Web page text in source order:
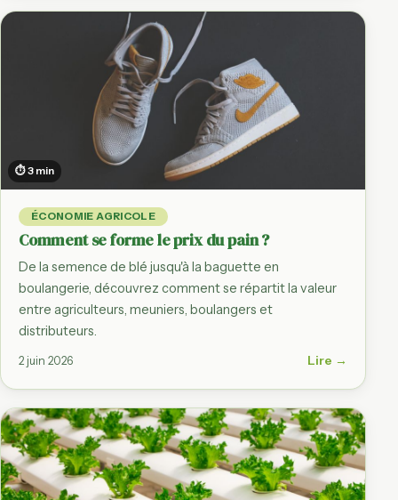
⏱ 3 min
ÉCONOMIE AGRICOLE
Comment se forme le prix du pain ?
De la semence de blé jusqu'à la baguette en
boulangerie, découvrez comment se répartit la valeur
entre agriculteurs, meuniers, boulangers et
distributeurs.
2 juin 2026 Lire →